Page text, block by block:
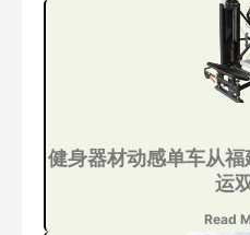
健身器材动感单车从
运
Read